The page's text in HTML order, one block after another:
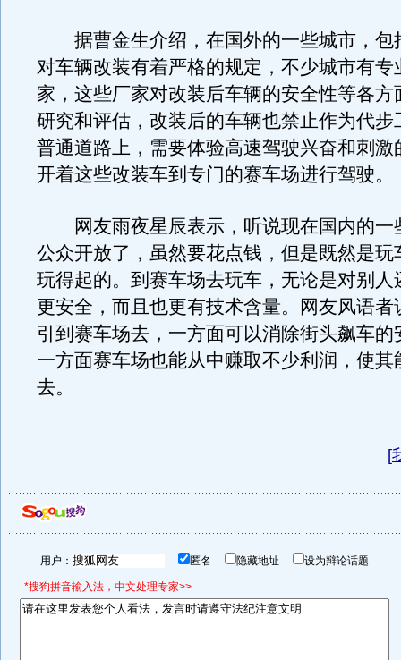
据曹金生介绍，在国外的一些城市，包
对车辆改装有着严格的规定，不少城市有专
家，这些厂家对改装后车辆的安全性等各方
研究和评估，改装后的车辆也禁止作为代步
普通道路上，需要体验高速驾驶兴奋和刺激
开着这些改装车到专门的赛车场进行驾驶。
网友雨夜星辰表示，听说现在国内的一
公众开放了，虽然要花点钱，但是既然是玩
玩得起的。到赛车场去玩车，无论是对别人
更安全，而且也更有技术含量。网友风语者
引到赛车场去，一方面可以消除街头飙车的
一方面赛车场也能从中赚取不少利润，使其
去。
[
用户： 匿名 隐藏地址 设为辩论话题
*搜狗拼音输入法，中文处理专家>>